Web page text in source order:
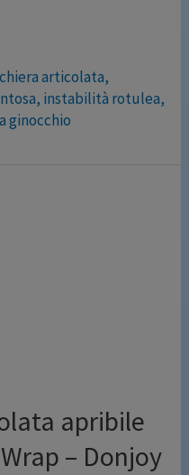
articolata,
, instabilità rotulea,
ginocchio
le nuove ginocchiere
e comfort per un
Xpert Sleeve è una
realizzata in innovativo
reticolo che favorisce
il comfort, mantenendo
apribile
– Donjoy